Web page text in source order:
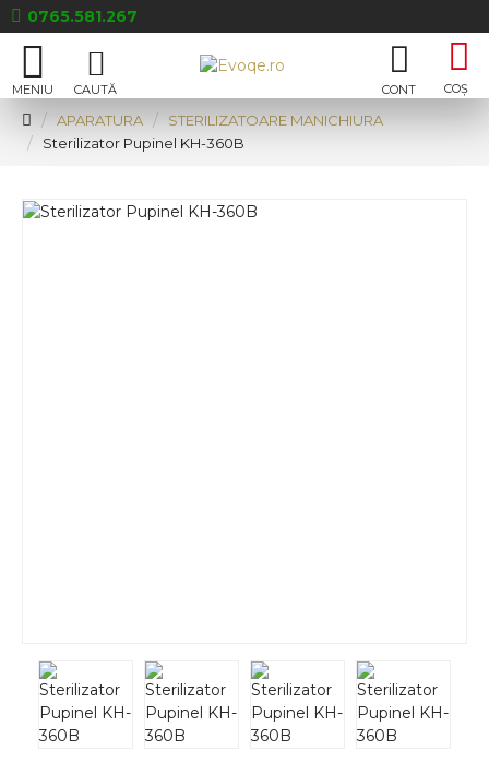
0765.581.267
APARATURA
STERILIZATOARE MANICHIURA
Sterilizator Pupinel KH-360B